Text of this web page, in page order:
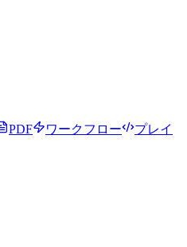
PDF ワークフロー
プレイ